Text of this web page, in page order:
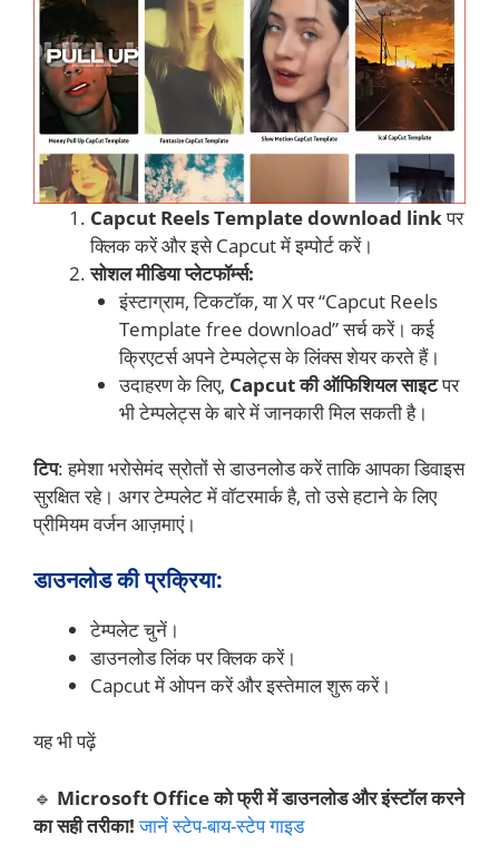
Capcut Reels Template download linkपर
क्लिक करें और इसे Capcut में इम्पोर्ट करें।
सोशल मीडिया प्लेटफॉर्म्स:
इंस्टाग्राम, टिकटॉक, या X पर “Capcut Reels
Template free download” सर्च करें। कई
क्रिएटर्स अपने टेम्पलेट्स के लिंक्स शेयर करते हैं।
उदाहरण के लिए, Capcut की ऑफिशियल साइटपर
भी टेम्पलेट्स के बारे में जानकारी मिल सकती है।
टिप: हमेशा भरोसेमंद स्रोतों से डाउनलोड करें ताकि आपका डिवाइस
सुरक्षित रहे। अगर टेम्पलेट में वॉटरमार्क है, तो उसे हटाने के लिए
प्रीमियम वर्जन आज़माएं।
डाउनलोड की प्रक्रिया:
टेम्पलेट चुनें।
डाउनलोड लिंक पर क्लिक करें।
Capcut में ओपन करें और इस्तेमाल शुरू करें।
यह भी पढ़ें
🔹 Microsoft Office को फ्री में डाउनलोड और इंस्टॉल करने
का सही तरीका! जानें स्टेप-बाय-स्टेप गाइड